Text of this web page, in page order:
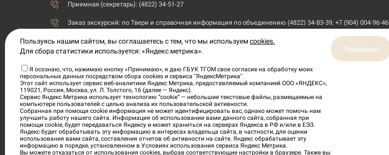
Приемная (секретарь): (4822) 34-51-27
Заказ экскурсий: по Твери и справочная информация по объединению (4822) 34-83-39, +7 (904) 004-96-46
priemnaya@tvermuzeum.ru
Политика конфиденциальности
Согласие на обработку персональных данных
Условия приобретения электронных билетов
Пользуясь нашим сайтом, вы соглашаетесь с тем, что мы используемcookies.
Для сбора статистики используется: «Яндекс метрика».
Я осознаю, что, нажимаю кнопку «Принимаю», я даю ГБУК ТГОМ свое согласие на обработку моих
персональных данных посредством сбора cookies и сервиса "ЯндексМетрика"
Этот сайт использует сервис веб-аналитики Яндекс Метрика, предоставляемый компанией ООО «ЯНДЕКС»,
119021, Россия, Москва, ул. Л. Толстого, 16 (далее — Яндекс).
Сервис Яндекс Метрика использует технологию “cookie” — небольшие текстовые файлы, размещаемые на
компьютере пользователей с целью анализа их пользовательской активности.
Собранная при помощи cookie информация не может идентифицировать вас, однако может помочь нам
улучшить работу нашего сайта. Информация об использовании вами данного сайта, собранная при
помощи cookie, будет передаваться Яндексу и может храниться на серверах Яндекса в РФ и/или в ЕЭЗ.
Яндекс будет обрабатывать эту информацию в интересах владельца сайта, в частности, для оценки
использования вами сайта, составления отчетов об активности на сайте. Яндекс обрабатывает эту
информацию в порядке, установленном в Условиях использования сервиса Яндекс Метрика.
Вы можете отказаться от использования cookies, выбрав соответствующие настройки в браузере. Также вы
Принимаю